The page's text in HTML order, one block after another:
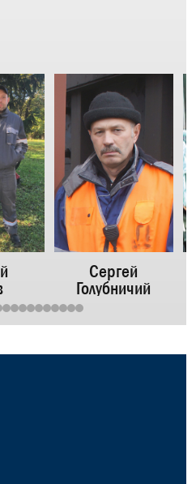
Сергей
Голубничий